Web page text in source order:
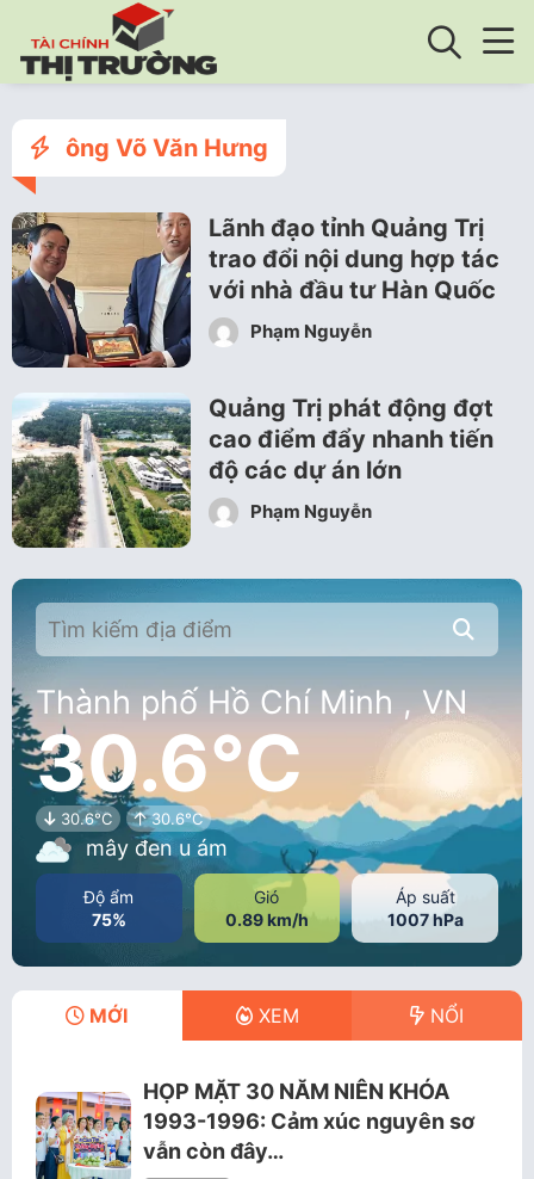
ông Võ Văn Hưng
Lãnh đạo tỉnh Quảng Trị
trao đổi nội dung hợp tác
với nhà đầu tư Hàn Quốc
Phạm Nguyễn
Quảng Trị phát động đợt
cao điểm đẩy nhanh tiến
độ các dự án lớn
Phạm Nguyễn
Thành phố Hồ Chí Minh , VN
30.6°C
30.6°C 30.6°C
mây đen u ám
Độ ẩm
75%
Gió
0.89 km/h
Áp suất
1007 hPa
MỚI XEM NỔI
HỌP MẶT 30 NĂM NIÊN KHÓA
1993-1996: Cảm xúc nguyên sơ
vẫn còn đây…